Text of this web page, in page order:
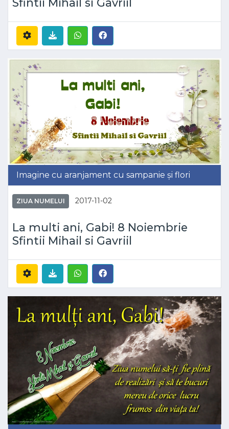
Imagine cu aranjament cu sampanie și flori
ZIUA NUMELUI 2017-11-02
La multi ani, Gabi! 8 Noiembrie
Sfintii Mihail si Gavriil